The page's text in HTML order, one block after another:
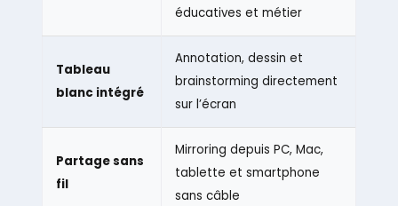
éducatives et métier
Tableau
blanc intégré
Annotation, dessin et
brainstorming directement
sur l’écran
Partage sans
fil
Mirroring depuis PC, Mac,
tablette et smartphone
sans câble